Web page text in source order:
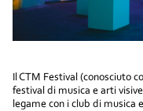
Il CTM Festival (conosciuto
festival di musica e arti
legame con i club di musica